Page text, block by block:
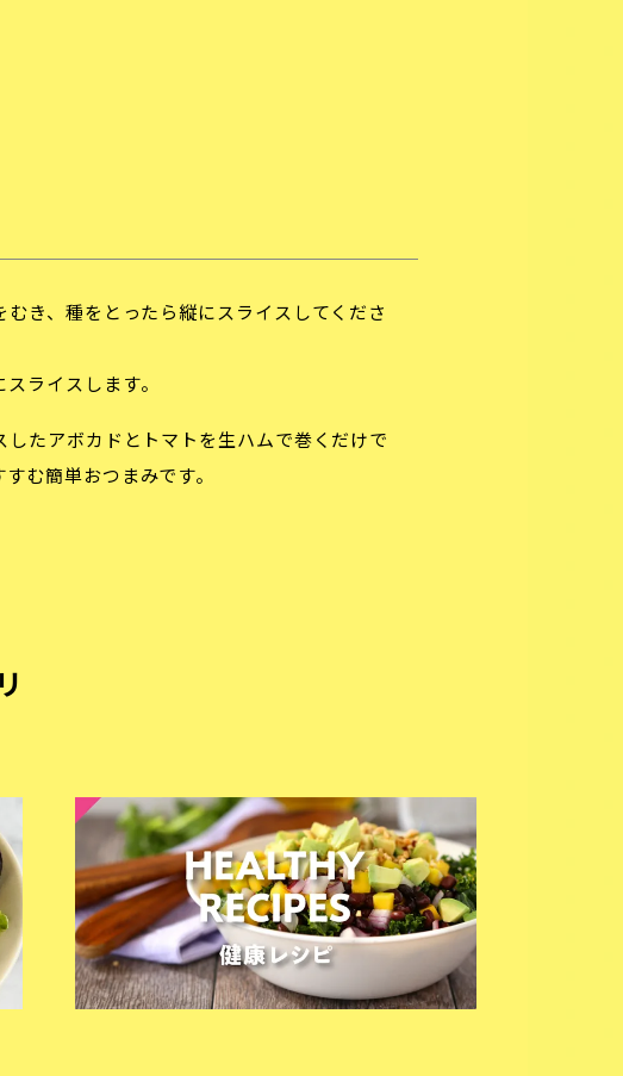
むき、種をとったら縦にスライスしてくださ
スライスします。
したアボカドとトマトを生ハムで巻くだけで
すむ簡単おつまみです。